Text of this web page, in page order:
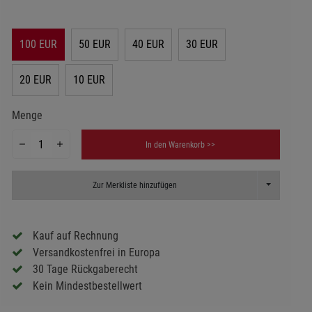
100 EUR 50 EUR 40 EUR 30 EUR
20 EUR 10 EUR
Menge
In den Warenkorb >>
Zur Merkliste hinzufügen Toggle
Kauf auf Rechnung
Versandkostenfrei in Europa
30 Tage Rückgaberecht
Kein Mindestbestellwert